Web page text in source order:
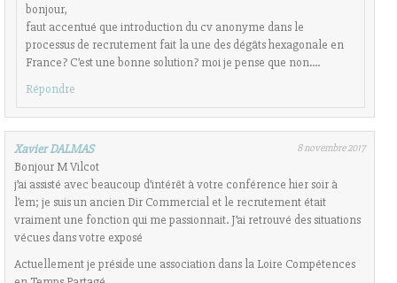
bonjour,
faut accentué que introduction du cv anonyme dans le
processus de recrutement fait la une des dégâts hexagonale en
France? C’est une bonne solution? moi je pense que non….
Répondre
Xavier DALMAS 8 novembre 2017
Bonjour M Vilcot
j’ai assisté avec beaucoup d’intérêt à votre conférence hier soir à
l’em; je suis un ancien Dir Commercial et le recrutement était
vraiment une fonction qui me passionnait. J’ai retrouvé des situations
vécues dans votre exposé
Actuellement je préside une association dans la Loire Compétences